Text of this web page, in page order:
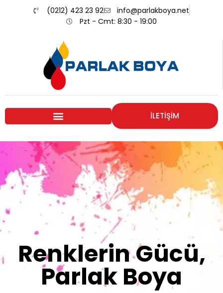
(0212) 423 23 92
info@parlakboya.net
Pzt - Cmt: 8:30 - 19:00
İLETİŞİM
Renklerimiz
Sizin İmzanız
Olsun